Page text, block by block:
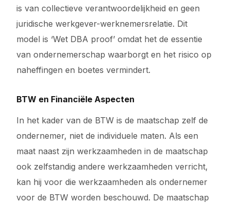
is van collectieve verantwoordelijkheid en geen
juridische werkgever-werknemersrelatie. Dit
model is ‘Wet DBA proof’ omdat het de essentie
van ondernemerschap waarborgt en het risico op
naheffingen en boetes vermindert.
BTW en Financiële Aspecten
In het kader van de BTW is de maatschap zelf de
ondernemer, niet de individuele maten. Als een
maat naast zijn werkzaamheden in de maatschap
ook zelfstandig andere werkzaamheden verricht,
kan hij voor die werkzaamheden als ondernemer
voor de BTW worden beschouwd. De maatschap